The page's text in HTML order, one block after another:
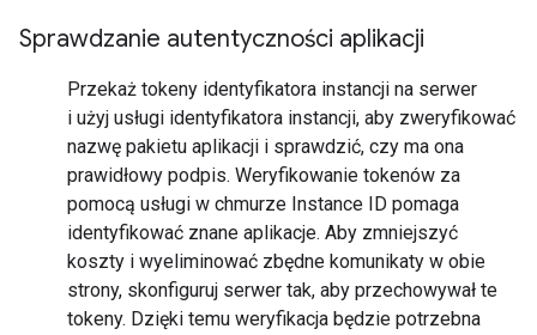
Sprawdzanie autentyczności aplikacji
Przekaż tokeny identyfikatora instancji na serwer
i użyj usługi identyfikatora instancji, aby zweryfikować
nazwę pakietu aplikacji i sprawdzić, czy ma ona
prawidłowy podpis. Weryfikowanie tokenów za
pomocą usługi w chmurze Instance ID pomaga
identyfikować znane aplikacje. Aby zmniejszyć
koszty i wyeliminować zbędne komunikaty w obie
strony, skonfiguruj serwer tak, aby przechowywał te
tokeny. Dzięki temu weryfikacja będzie potrzebna